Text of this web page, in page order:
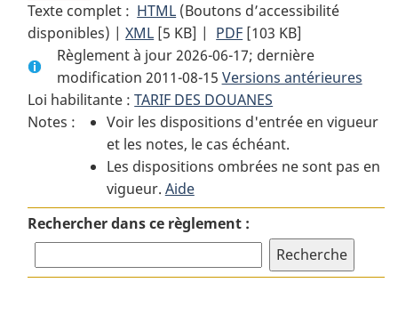
Texte complet : HTML Texte
complet
:
Règlement
sur
la
préférence
tarifaire
(ALÉCCO)
(Boutons d’accessibilité
disponibles) |XML Texte
complet
:
Règlement
sur
la
préférence
tarifaire
(ALÉCCO)
[5 KB] | PDF Texte
complet
:
Règlement
sur
la
préférence
(ALÉCCO)
[103 KB]
Règlement à jour 2026-06-17; dernière
modification 2011-08-15 Versions antérieures
Loi habilitante :TARIF DES DOUANES
Notes :
Voir les dispositions d'entrée en vigueur
et les notes, le cas échéant.
Les dispositions ombrées ne sont pas en
vigueur. Aide
Rechercher dans ce règlement :